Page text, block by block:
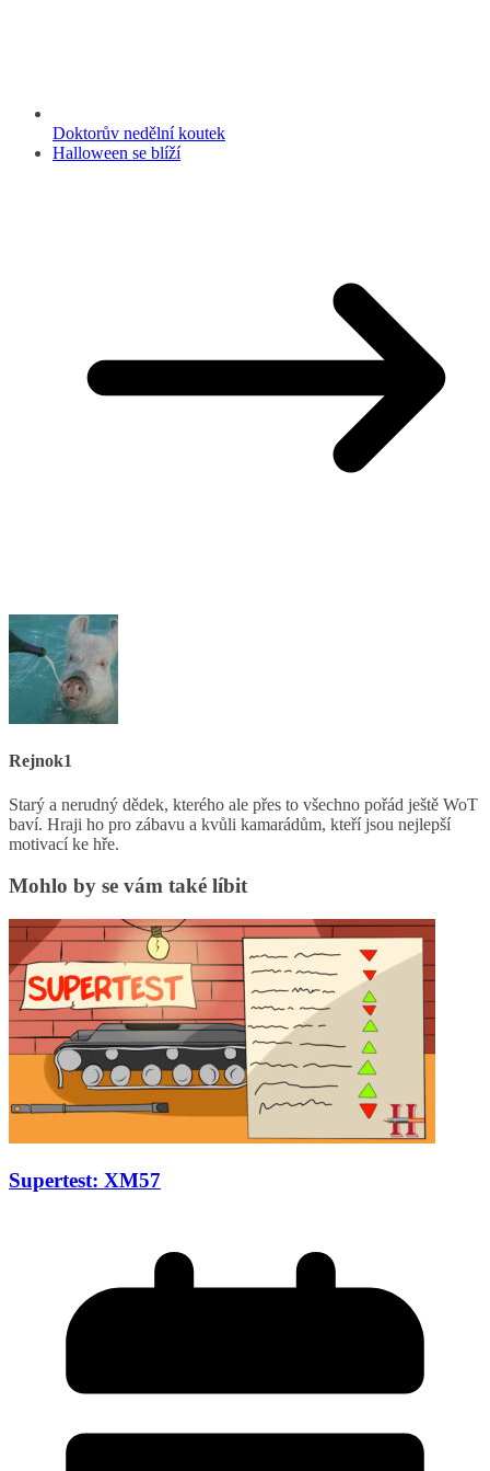
Doktorův nedělní koutek
Halloween se blíží
Rejnok1
Starý a nerudný dědek, kterého ale přes to všechno pořád ještě WoT
baví. Hraji ho pro zábavu a kvůli kamarádům, kteří jsou nejlepší
motivací ke hře.
Mohlo by se vám také líbit
Supertest: XM57